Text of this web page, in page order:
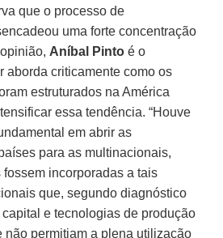
que o processo de
uma forte concentração
Aníbal Pinto é o
aborda criticamente como os
estruturados na América
essa tendência. “Houve
em abrir as
para as multinacionais,
incorporadas a tais
que, segundo diagnóstico
capital e tecnologias de produção
não permitiam a plena utilização